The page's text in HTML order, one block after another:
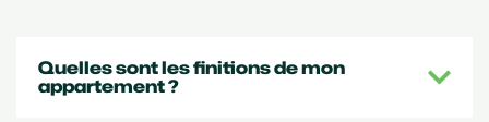
Quelles sont les finitions de mon
appartement ?